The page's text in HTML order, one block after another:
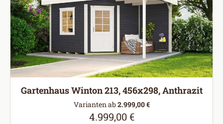
Gartenhaus Winton 213, 456x298, Anthrazit
Varianten ab2.999,00 €
Regulärer Preis:
4.999,00 €